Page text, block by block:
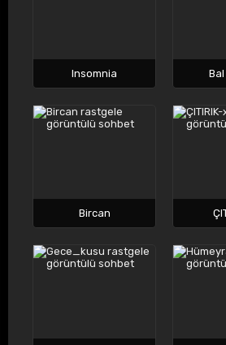
Insomnia
Bircan